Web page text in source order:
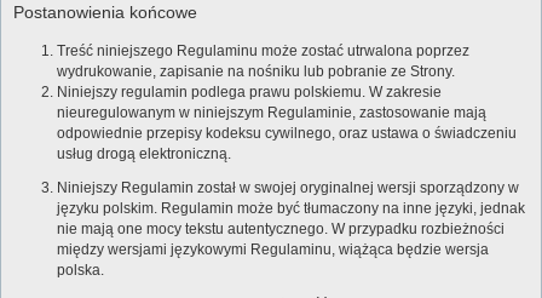
Postanowienia końcowe
Treść niniejszego Regulaminu może zostać utrwalona poprzez
wydrukowanie, zapisanie na nośniku lub pobranie ze Strony.
Niniejszy regulamin podlega prawu polskiemu. W zakresie
nieuregulowanym w niniejszym Regulaminie, zastosowanie mają
odpowiednie przepisy kodeksu cywilnego, oraz ustawa o świadczeniu
usług drogą elektroniczną.
Niniejszy Regulamin został w swojej oryginalnej wersji sporządzony w
języku polskim. Regulamin może być tłumaczony na inne języki, jednak
nie mają one mocy tekstu autentycznego. W przypadku rozbieżności
między wersjami językowymi Regulaminu, wiążąca będzie wersja
polska.